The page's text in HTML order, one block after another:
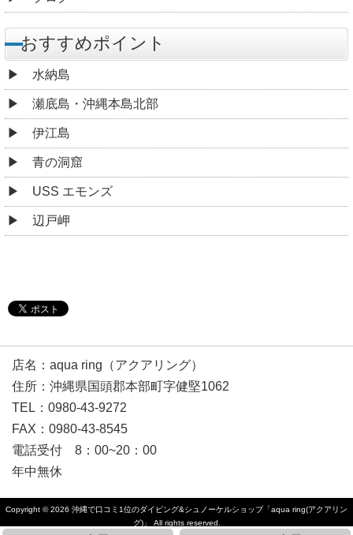
おすすめポイント
水納島
瀬底島・沖縄本島北部
伊江島
青の洞窟
USS エモンズ
辺戸岬
店名：aqua ring（アクアリング）
住所：沖縄県国頭郡本部町字健堅1062
TEL：0980-43-9272
FAX：0980-43-8545
電話受付 8：00~20：00
年中無休
Copyright © 2026 沖縄で口コミ1位のダイビング&シュノーケルショップ「aqua ring(アクアリン
グ)」
All rights reserved.